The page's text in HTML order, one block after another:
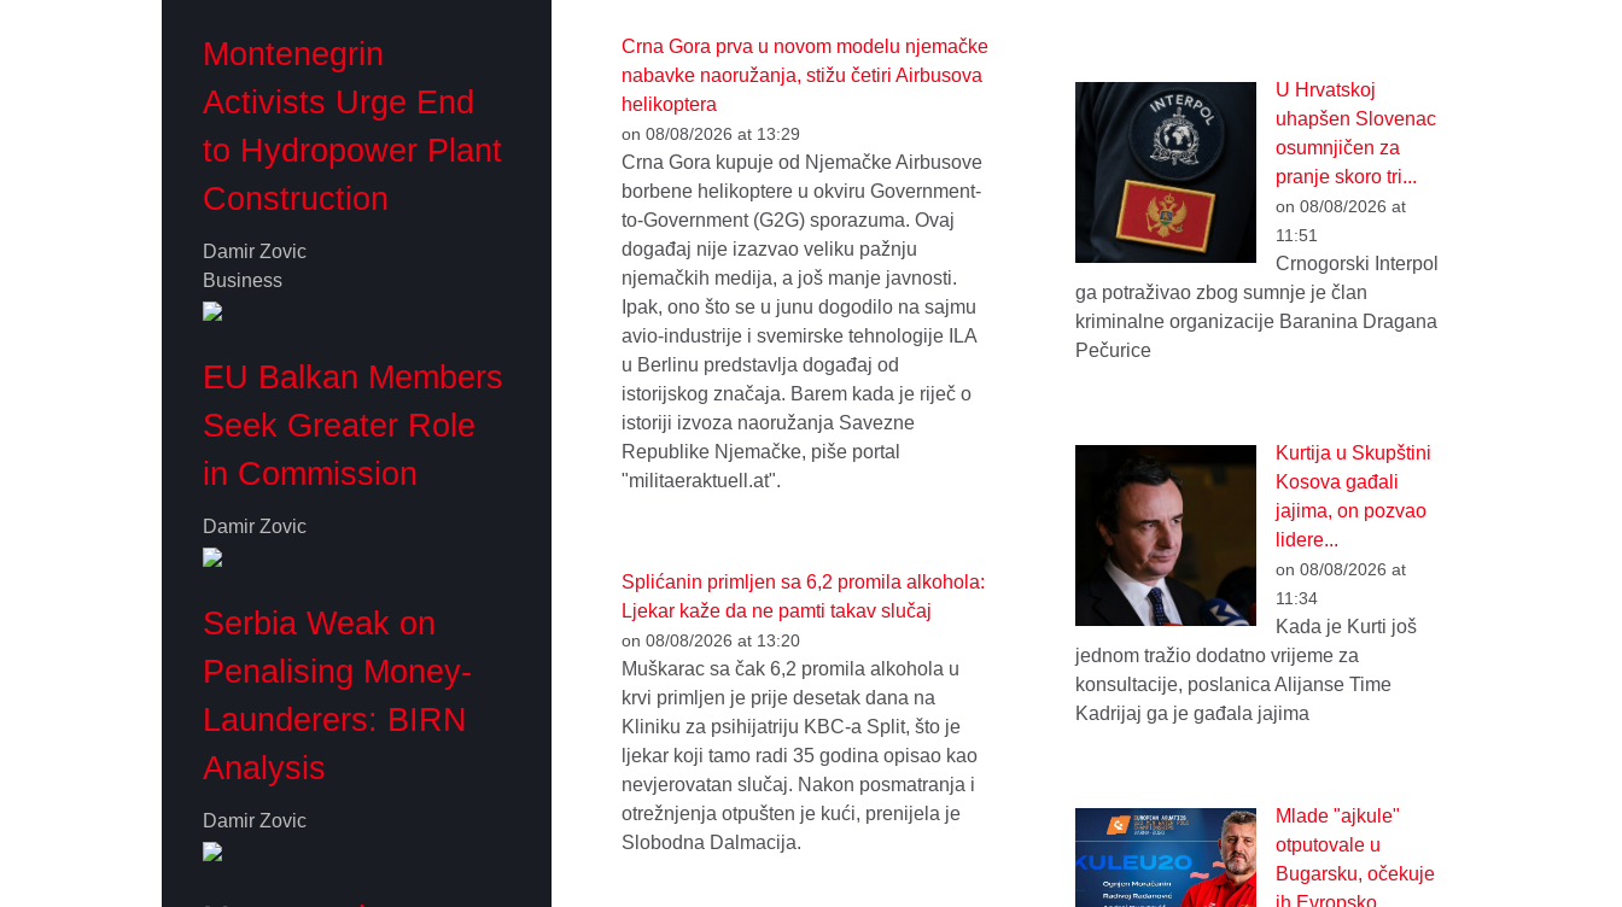
Montenegrin
Activists Urge End
to Hydropower Plant
Construction
Damir Zovic
Business
EU Balkan Members
Seek Greater Role
in Commission
Damir Zovic
Serbia Weak on
Penalising Money-
Launderers: BIRN
Analysis
Damir Zovic
Crna Gora prva u novom modelu njemačke
nabavke naoružanja, stižu četiri Airbusova
helikoptera
on 08/08/2026 at 13:29
Crna Gora kupuje od Njemačke Airbusove
borbene helikoptere u okviru Government-
to-Government (G2G) sporazuma. Ovaj
događaj nije izazvao veliku pažnju
njemačkih medija, a još manje javnosti.
Ipak, ono što se u junu dogodilo na sajmu
avio-industrije i svemirske tehnologije ILA
u Berlinu predstavlja događaj od
istorijskog značaja. Barem kada je riječ o
istoriji izvoza naoružanja Savezne
Republike Njemačke, piše portal
"militaeraktuell.at".
Splićanin primljen sa 6,2 promila alkohola:
Ljekar kaže da ne pamti takav slučaj
on 08/08/2026 at 13:20
Muškarac sa čak 6,2 promila alkohola u
krvi primljen je prije desetak dana na
Kliniku za psihijatriju KBC-a Split, što je
ljekar koji tamo radi 35 godina opisao kao
nevjerovatan slučaj. Nakon posmatranja i
otrežnjenja otpušten je kući, prenijela je
Slobodna Dalmacija.
U Hrvatskoj
uhapšen Slovenac
osumnjičen za
pranje skoro tri...
on 08/08/2026 at
11:51
Crnogorski Interpol
ga potraživao zbog sumnje je član
kriminalne organizacije Baranina Dragana
Pečurice
Kurtija u Skupštini
Kosova gađali
jajima, on pozvao
lidere...
on 08/08/2026 at
11:34
Kada je Kurti još
jednom tražio dodatno vrijeme za
konsultacije, poslanica Alijanse Time
Kadrijaj ga je gađala jajima
Mlade "ajkule"
otputovale u
Bugarsku, očekuje
ih Evropsko